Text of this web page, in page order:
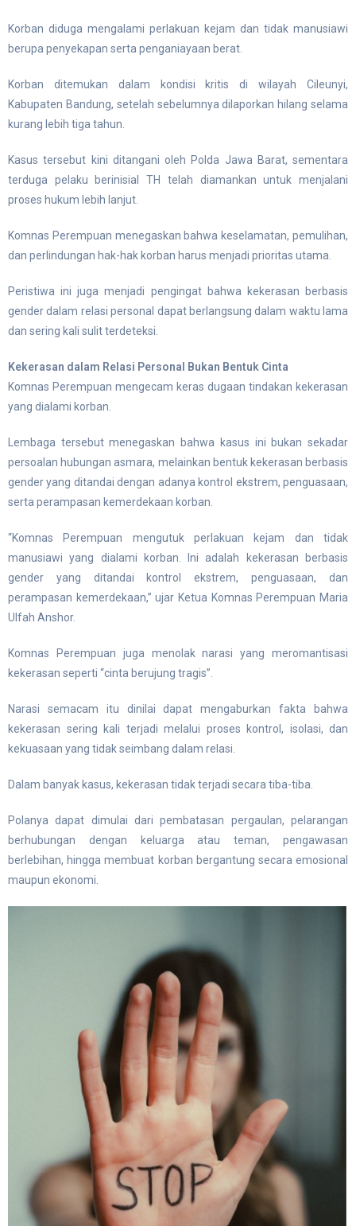
Korban diduga mengalami perlakuan kejam dan tidak manusiawi
berupa penyekapan serta penganiayaan berat.
Korban ditemukan dalam kondisi kritis di wilayah Cileunyi,
Kabupaten Bandung, setelah sebelumnya dilaporkan hilang selama
kurang lebih tiga tahun.
Kasus tersebut kini ditangani oleh Polda Jawa Barat, sementara
terduga pelaku berinisial TH telah diamankan untuk menjalani
proses hukum lebih lanjut.
Komnas Perempuan menegaskan bahwa keselamatan, pemulihan,
dan perlindungan hak-hak korban harus menjadi prioritas utama.
Peristiwa ini juga menjadi pengingat bahwa kekerasan berbasis
gender dalam relasi personal dapat berlangsung dalam waktu lama
dan sering kali sulit terdeteksi.
Kekerasan dalam Relasi Personal Bukan Bentuk Cinta
Komnas Perempuan mengecam keras dugaan tindakan kekerasan
yang dialami korban.
Lembaga tersebut menegaskan bahwa kasus ini bukan sekadar
persoalan hubungan asmara, melainkan bentuk kekerasan berbasis
gender yang ditandai dengan adanya kontrol ekstrem, penguasaan,
serta perampasan kemerdekaan korban.
“Komnas Perempuan mengutuk perlakuan kejam dan tidak
manusiawi yang dialami korban. Ini adalah kekerasan berbasis
gender yang ditandai kontrol ekstrem, penguasaan, dan
perampasan kemerdekaan,” ujar Ketua Komnas Perempuan Maria
Ulfah Anshor.
Komnas Perempuan juga menolak narasi yang meromantisasi
kekerasan seperti “cinta berujung tragis”.
Narasi semacam itu dinilai dapat mengaburkan fakta bahwa
kekerasan sering kali terjadi melalui proses kontrol, isolasi, dan
kekuasaan yang tidak seimbang dalam relasi.
Dalam banyak kasus, kekerasan tidak terjadi secara tiba-tiba.
Polanya dapat dimulai dari pembatasan pergaulan, pelarangan
berhubungan dengan keluarga atau teman, pengawasan
berlebihan, hingga membuat korban bergantung secara emosional
maupun ekonomi.